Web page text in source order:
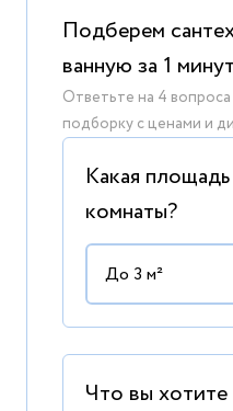
Подберем
ванную за 1
Ответьте на 4
подборку с ценами и
Какая
комнаты?
Что вы